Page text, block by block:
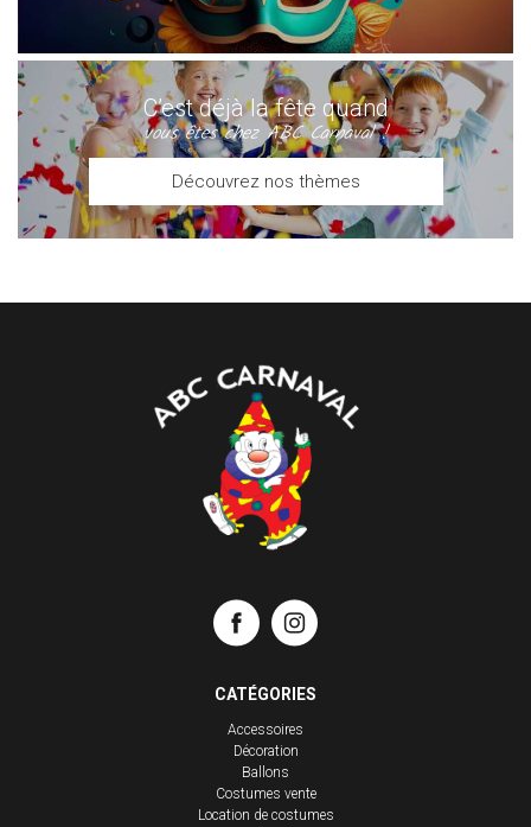
C’est déjà la fête quand
vous êtes chez ABC Carnaval !
Découvrez nos thèmes
CATÉGORIES
Accessoires
Décoration
Ballons
Costumes vente
Location de costumes